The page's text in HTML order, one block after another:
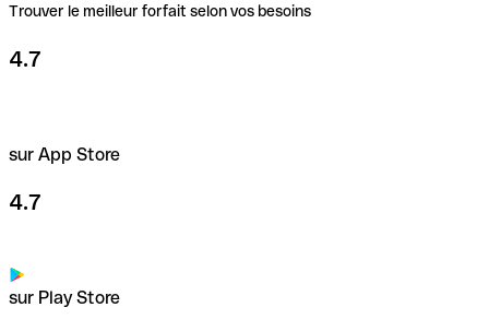
Trouver le meilleur forfait selon vos besoins
4.7
sur App Store
4.7
sur Play Store